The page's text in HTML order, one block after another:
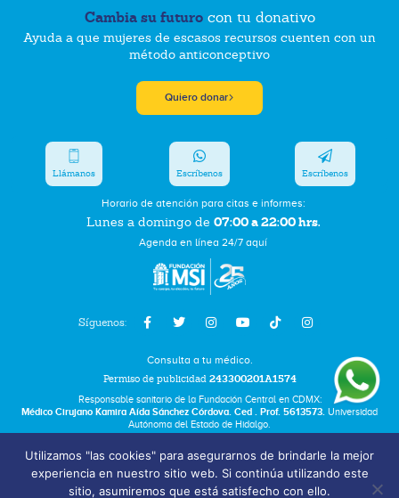
Cambia su futurocon tu donativo
Ayuda a que mujeres de escasos recursos cuenten con un
método anticonceptivo
Quiero donar
Síguenos:
Horario de atención para citas e informes:
Lunes a domingo de 07:00 a 22:00 hrs.
Agenda en línea 24/7 aquí
Llámanos Escríbenos Escríbenos
Consulta a tu médico.
Permiso de publicidad 243300201A1574
Responsable sanitario de la Fundación Central en CDMX:
Médico Cirujano Kamira Aída Sánchez Córdova. Ced . Prof. 5613573. Universidad
Autónoma del Estado de Hidalgo.
Términos y Condiciones
Bolsa de Trabajo
Utilizamos "las cookies" para asegurarnos de brindarle la mejor
experiencia en nuestro sitio web. Si continúa utilizando este
sitio, asumiremos que está satisfecho con ello.